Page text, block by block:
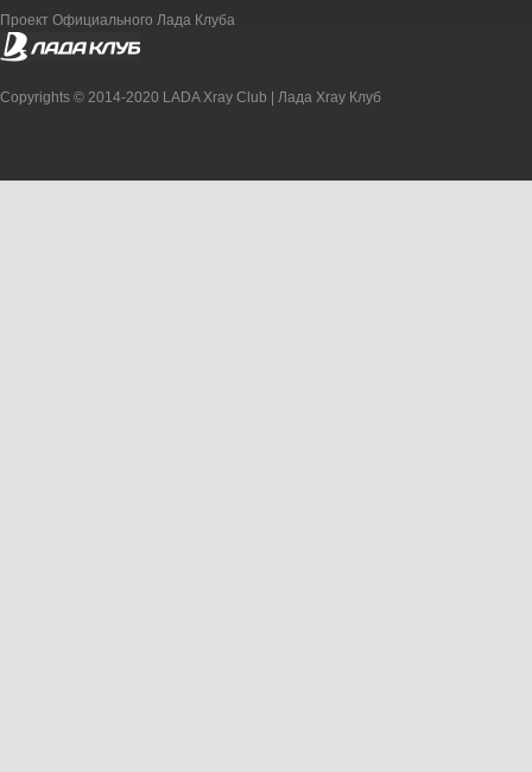
Проект Официального Лада Клуба
Copyrights © 2014-2020 LADA Xray Club | Лада Xray Клуб